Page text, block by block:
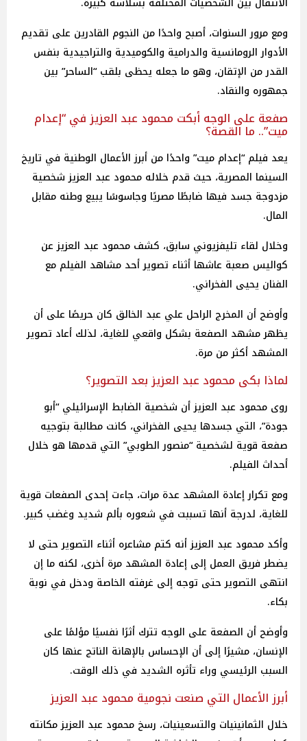
ومع مرور السنوات، أصبح واحدًا من النجوم القادرين على تقديم
الأدوار الرومانسية والدرامية والكوميدية والتراجيدية بنفس
القدر من الإتقان، وهو ما جعله يحظى بلقب “الساحر” بين
جمهوره والنقاد.
صفعة على الوجه أبكت محمود عبد العزيز في “إعدام
ميت”.. ما القصة؟
يعد فيلم “إعدام ميت” واحدًا من أبرز الأعمال الوطنية في تاريخ
السينما المصرية، حيث قدم خلاله محمود عبد العزيز شخصية
مزدوجة جسد فيها ضابطًا مصريًا وجاسوسًا يبيع وطنه مقابل
المال.
وخلال لقاء تليفزيوني سابق، كشف محمود عبد العزيز عن
كواليس صعبة عاشها أثناء تصوير أحد مشاهد الفيلم مع
الفنان يحيى الفخراني.
وأوضح أن المخرج الراحل علي عبد الخالق كان حريصًا على أن
يظهر مشهد الصفعة بشكل واقعي للغاية، لذلك أعاد تصوير
المشهد أكثر من مرة.
لماذا بكى محمود عبد العزيز بعد التصوير؟
روى محمود عبد العزيز أن شخصية الضابط الإسرائيلي “أبو
جودة”، التي جسدها يحيى الفخراني، كانت مطالبة بتوجيه
صفعة قوية لشخصية “منصور الطوبي” التي قدمها هو خلال
أحداث الفيلم.
ومع تكرار إعادة المشهد عدة مرات، جاءت إحدى الصفعات قوية
للغاية، لدرجة أنها تسببت في شعوره بألم شديد وغضب كبير.
وأكد محمود عبد العزيز أنه كتم مشاعره أثناء التصوير حتى لا
يضطر فريق العمل إلى إعادة المشهد مرة أخرى، لكنه ما إن
انتهى التصوير حتى توجه إلى غرفته الخاصة ودخل في نوبة
بكاء.
وأوضح أن الصفعة على الوجه تترك أثرًا نفسيًا مؤلمًا على
الإنسان، مشيرًا إلى أن الإحساس بالإهانة الناتج عنها كان
السبب الرئيسي وراء تأثره الشديد في ذلك الوقت.
أبرز الأعمال التي صنعت نجومية محمود عبد العزيز
خلال الثمانينيات والتسعينيات، رسخ محمود عبد العزيز مكانته